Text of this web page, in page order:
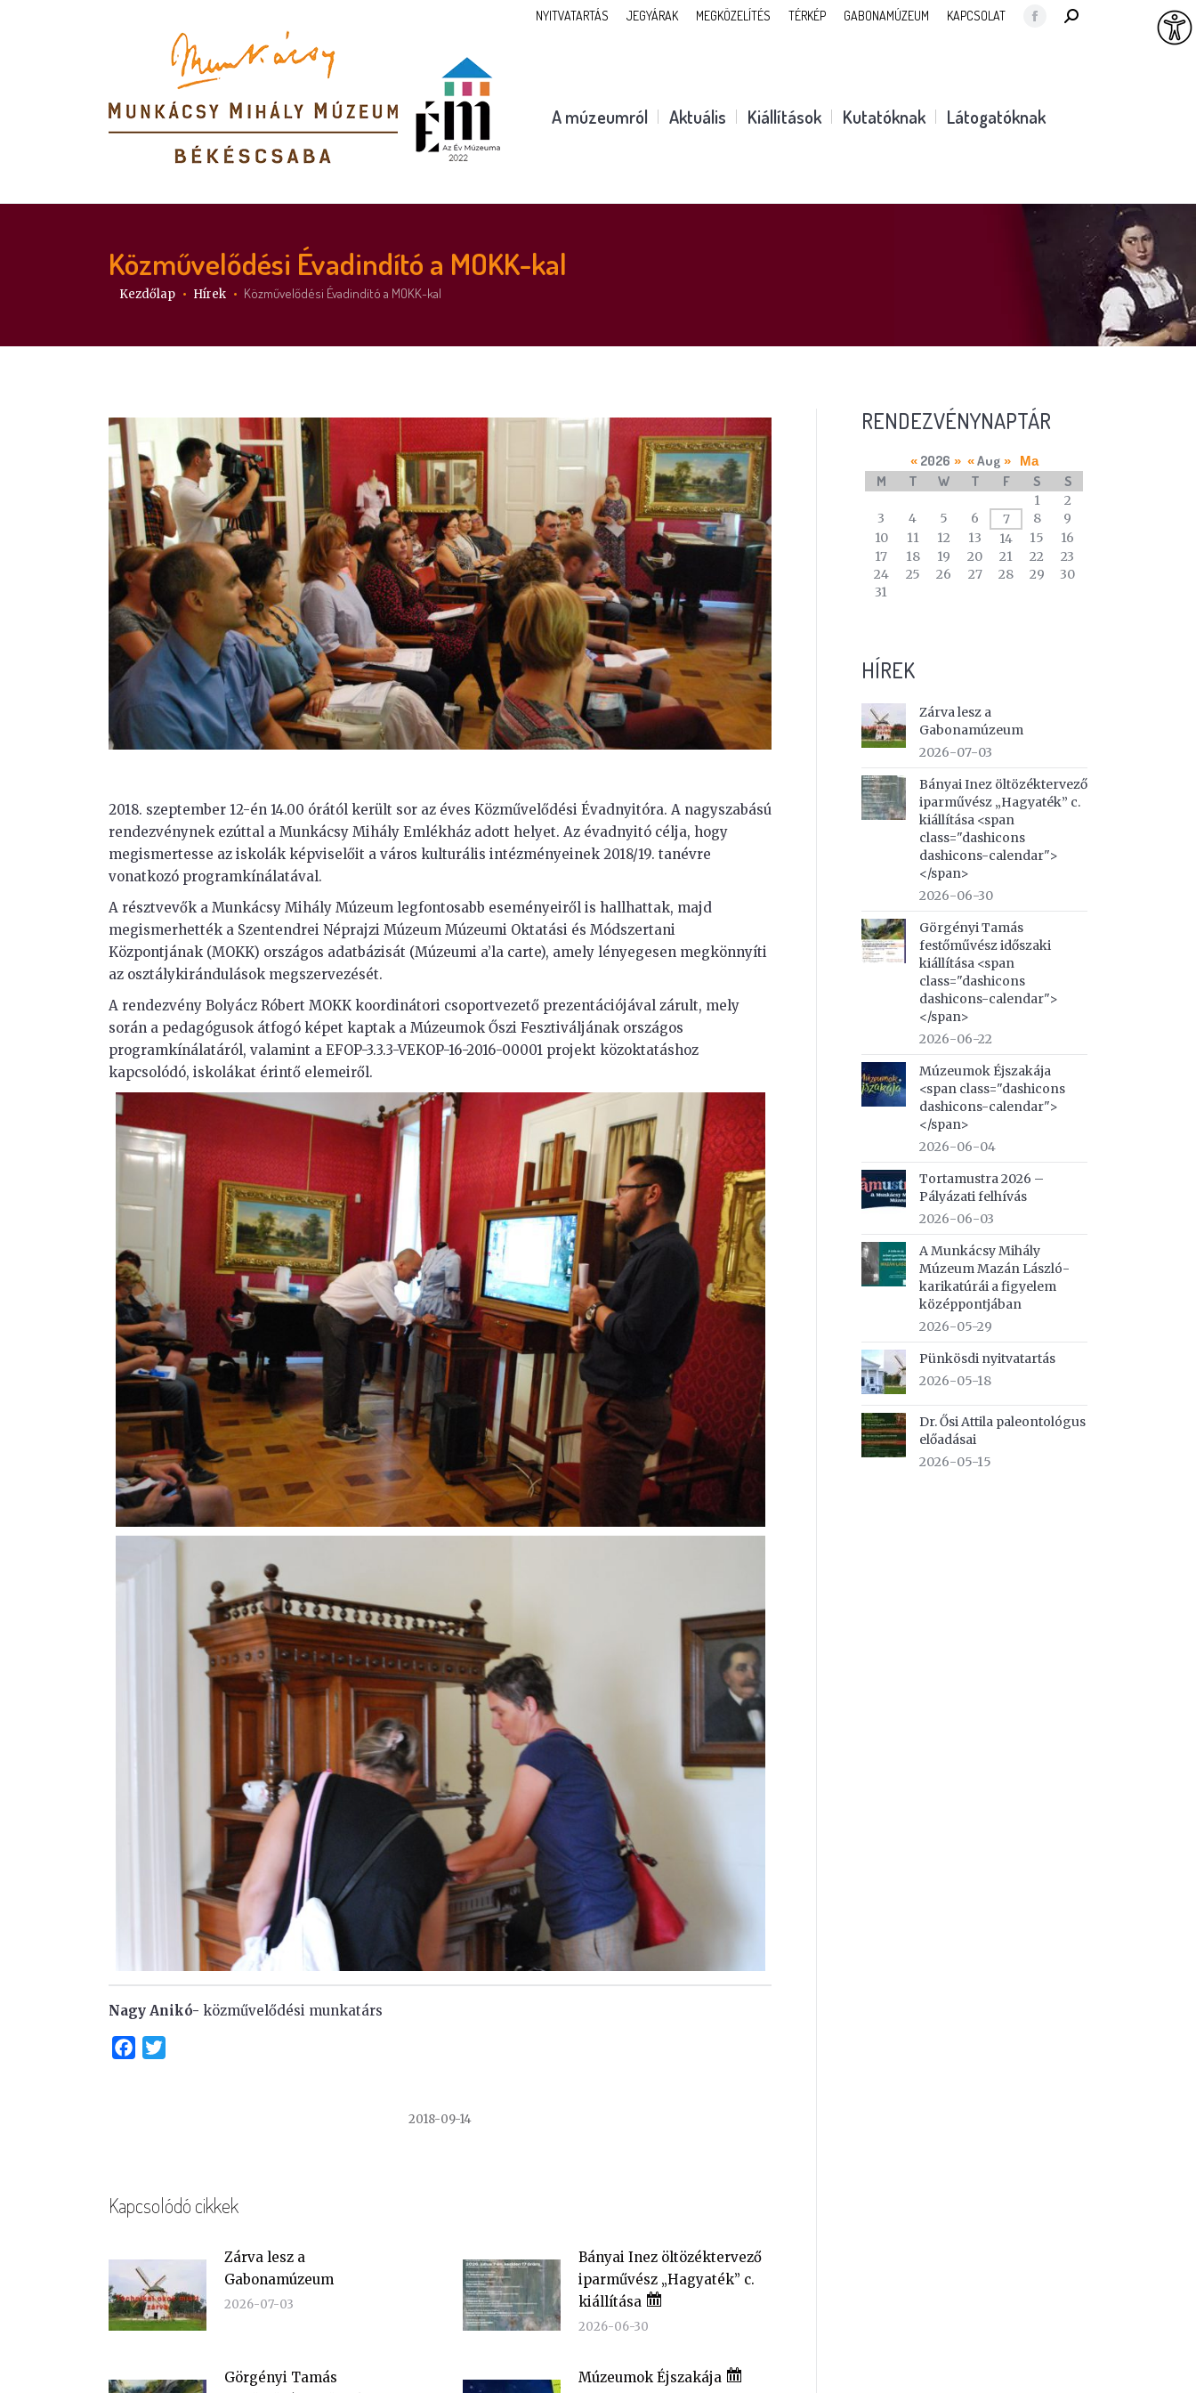
NYITVATARTÁS JEGYÁRAK MEGKÖZELÍTÉS TÉRKÉP GABONAMÚZEUM KAPCSOLAT
Facebook
new
SEARCH:
A múzeumról Aktuális Kiállítások Kutatóknak Látogatóknak
Közművelődési Évadindító a MOKK-kal
Itt vagy:
Kezdőlap Hírek Közművelődési Évadindító a MOKK-kal
2018. szeptember 12-én 14.00 órától került sor az éves Közművelődési Évadnyitóra. A nagyszabású
rendezvénynek ezúttal a Munkácsy Mihály Emlékház adott helyet. Az évadnyitó célja, hogy
megismertesse az iskolák képviselőit a város kulturális intézményeinek 2018/19. tanévre
vonatkozó programkínálatával.
A résztvevők a Munkácsy Mihály Múzeum legfontosabb eseményeiről is hallhattak, majd
megismerhették a Szentendrei Néprajzi Múzeum Múzeumi Oktatási és Módszertani
Központjának (MOKK) országos adatbázisát (Múzeumi a’la carte), amely lényegesen megkönnyíti
az osztálykirándulások megszervezését.
A rendezvény Bolyácz Róbert MOKK koordinátori csoportvezető prezentációjával zárult, mely
során a pedagógusok átfogó képet kaptak a Múzeumok Őszi Fesztiváljának országos
programkínálatáról, valamint a EFOP-3.3.3-VEKOP-16-2016-00001 projekt közoktatáshoz
kapcsolódó, iskolákat érintő elemeiről.
Nagy Anikó- közművelődési munkatárs
Facebook
2018-09-14
Kapcsolódó cikkek
Zárva lesz a
Gabonamúzeum
2026-07-03
Bányai Inez öltözéktervező
iparművész „Hagyaték” c.
kiállítása
2026-06-30
Görgényi Tamás
Múzeumok Éjszakája
RENDEZVÉNYNAPTÁR
calendar
of
events
« 2026 » « Aug » Ma
M T W T F S S
1
2
3
4 5 6 7 8
9
10
11 12 13 14 15
16
17
18 19 20 21 22
23
24
25 26 27 28 29
30
31
HÍREK
Zárva lesz a
Gabonamúzeum
2026-07-03
Bányai Inez öltözéktervező
iparművész „Hagyaték” c.
kiállítása <span
class="dashicons
dashicons-calendar">
</span>
2026-06-30
Görgényi Tamás
festőművész időszaki
kiállítása <span
class="dashicons
dashicons-calendar">
</span>
2026-06-22
Múzeumok Éjszakája
<span class="dashicons
dashicons-calendar">
</span>
2026-06-04
Tortamustra 2026 –
Pályázati felhívás
2026-06-03
A Munkácsy Mihály
Múzeum Mazán László-
karikatúrái a figyelem
középpontjában
2026-05-29
Pünkösdi nyitvatartás
2026-05-18
Dr. Ősi Attila paleontológus
előadásai
2026-05-15